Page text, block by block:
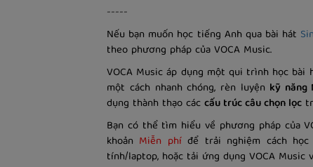
-----
Nếu bạn muốn học tiếng Anh qua bài hát
theo phương pháp của VOCA Music.
VOCA Music áp dụng một qui trình học bài
một cách nhanh chóng, rèn luyện kỹ năng
dụng thành thạo cáccấu trúc câu chọn lọc
Bạn có thể tìm hiểu về phương pháp của
khoản Miễn phíđể trải nghiệm cách học
tính/laptop, hoặc tải ứng dụng VOCA